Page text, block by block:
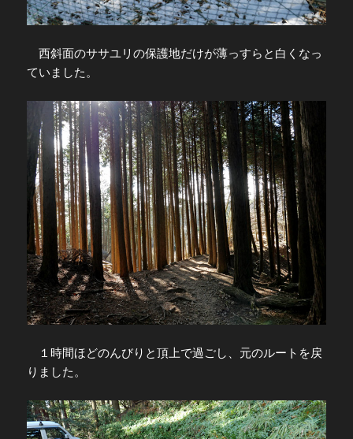
西斜面のササユリの保護地だけが薄っすらと白くなっ
ていました。
１時間ほどのんびりと頂上で過ごし、元のルートを戻
りました。